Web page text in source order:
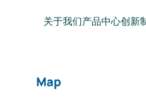
关于我们产品中心创新
Map